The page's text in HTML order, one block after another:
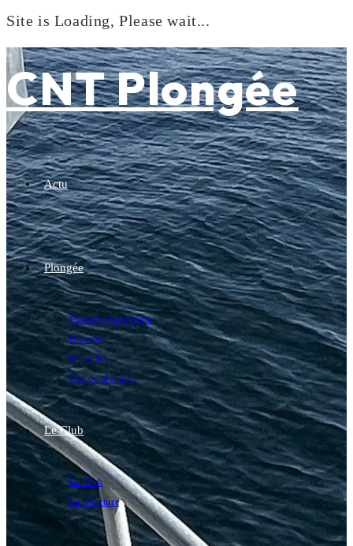
Site is Loading, Please wait...
to
content
CNT Plongée
Actu
Plongée
Plongée exploration
Baptême
N1 et N2
Site de plongées
Le Club
Le Club
La structure